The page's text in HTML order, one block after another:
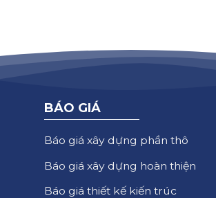
BÁO GIÁ
Báo giá xây dựng phần thô
Báo giá xây dựng hoàn thiện
Báo giá thiết kế kiến trúc